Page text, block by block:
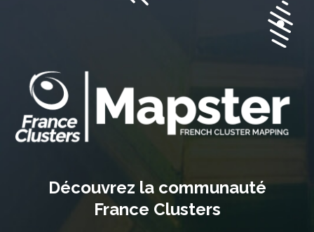
Découvrez la communauté
France Clusters